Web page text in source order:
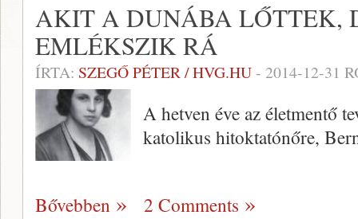
AKIT A DUNÁBA LŐTTEK,
EMLÉKSZIK RÁ
ÍRTA: SZEGŐ PÉTER / HVG.HU- 2014-12-31
A hetven éve az életmentő
katolikus hitoktatónőre,
Bővebben 2 Comments